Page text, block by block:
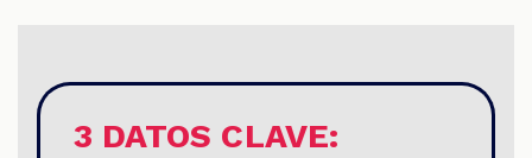
3 DATOS CLAVE: